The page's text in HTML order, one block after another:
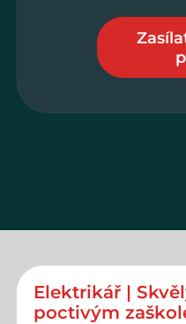
Elektrikář |
poctivým